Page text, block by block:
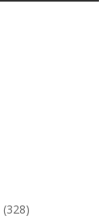
(328)